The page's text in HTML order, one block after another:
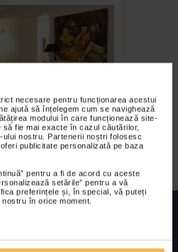
necesare pentru funcționarea acestui
ajută să înțelegem cum se navighează
modului în care funcționează site-
fie mai exacte în cazul căutărilor,
nostru. Partenerii noștri folosesc
publicitate personalizată pe baza
pentru a fi de acord cu aceste
setările” pentru a vă
preferințele și, în special, vă puteți
în orice moment.
–
maine